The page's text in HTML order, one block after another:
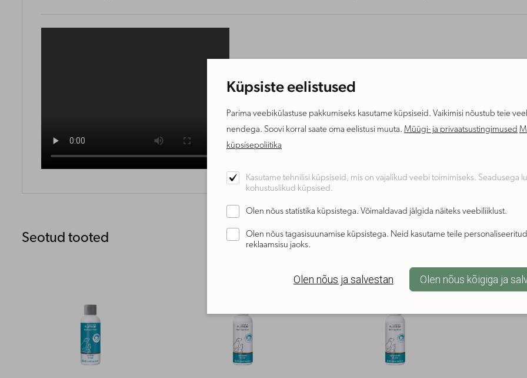
Seotud tooted
Populaarne
Küpsiste eelistused
Parima veebikülastuse pakkumiseks kasutame küpsiseid. Vaikimisi nõustub teie
nendega. Soovi korral saate oma eelistusi muuta. Müügi- ja privaatsustingimused
küpsisepoliitika
Kasutame tehnilisi küpsiseid, mis on vajalikud veebi toimimiseks. Seadusega
kohustuslikud küpsised.
Olen nõus statistika küpsistega. Võimaldavad jälgida näiteks veebiliiklust.
Olen nõus tagasisuunamise küpsistega. Neid kasutame teile personaliseeritud
reklaamsisu jaoks.
Olen nõus ja salvestan Olen nõus kõigiga ja